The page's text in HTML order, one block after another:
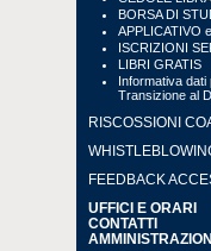
BORSA DI
APPLICATIVO
ISCRIZIONI
LIBRI GRATIS
Informativa dati
Transizione al
RISCOSSIONI
FEEDBACK
UFFICI E ORARI
CONTATTI